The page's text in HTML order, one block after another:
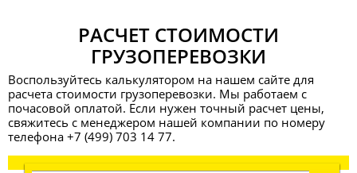
РАСЧЕТ СТОИМОСТИ
ГРУЗОПЕРЕВОЗКИ
Воспользуйтесь калькулятором на нашем сайте для
расчета стоимости грузоперевозки. Мы работаем с
почасовой оплатой. Если нужен точный расчет цены,
свяжитесь с менеджером нашей компании по номеру
телефона +7 (499) 703 14 77.